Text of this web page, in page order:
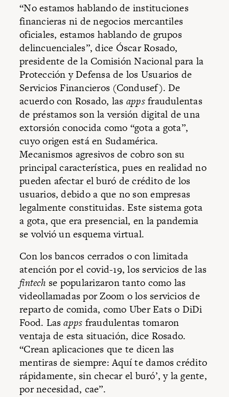
“No estamos hablando de instituciones
financieras ni de negocios mercantiles
oficiales, estamos hablando de grupos
delincuenciales”, dice Óscar Rosado,
presidente de la Comisión Nacional para la
Protección y Defensa de los Usuarios de
Servicios Financieros (Condusef). De
acuerdo con Rosado, las appsfraudulentas
de préstamos son la versión digital de una
extorsión conocida como “gota a gota”,
cuyo origen está en Sudamérica.
Mecanismos agresivos de cobro son su
principal característica, pues en realidad no
pueden afectar el buró de crédito de los
usuarios, debido a que no son empresas
legalmente constituidas. Este sistema gota
a gota, que era presencial, en la pandemia
se volvió un esquema virtual.
Con los bancos cerrados o con limitada
atención por el covid-19, los servicios de las
fintech se popularizaron tanto como las
videollamadas por Zoom o los servicios de
reparto de comida, como Uber Eats o DiDi
Food. Lasapps fraudulentas tomaron
ventaja de esta situación, dice Rosado.
“Crean aplicaciones que te dicen las
mentiras de siempre: Aquí te damos crédito
rápidamente, sin checar el buró’, y la gente,
por necesidad, cae”.